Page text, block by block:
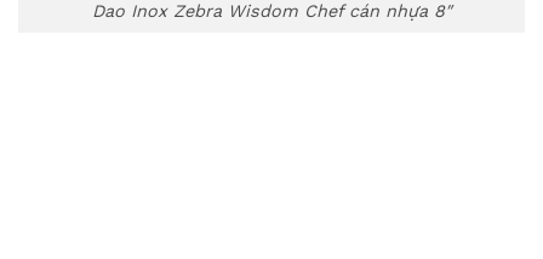
Dao Inox Zebra Wisdom Chef cán nhựa 8″